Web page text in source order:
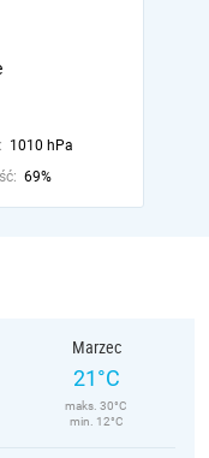
1010 hPa
69%
Marzec
21°C
maks. 30°C
min. 12°C